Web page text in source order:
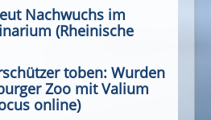
Nachwuchs im
(Rheinische
toben: Wurden
Zoo mit Valium
online)